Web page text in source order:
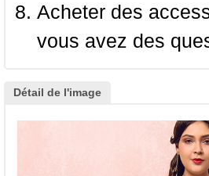
Acheter des
vous avez des
Détail de l'image